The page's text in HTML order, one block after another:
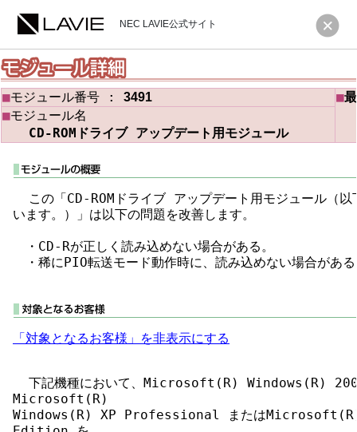
NEC LAVIE公式サイト